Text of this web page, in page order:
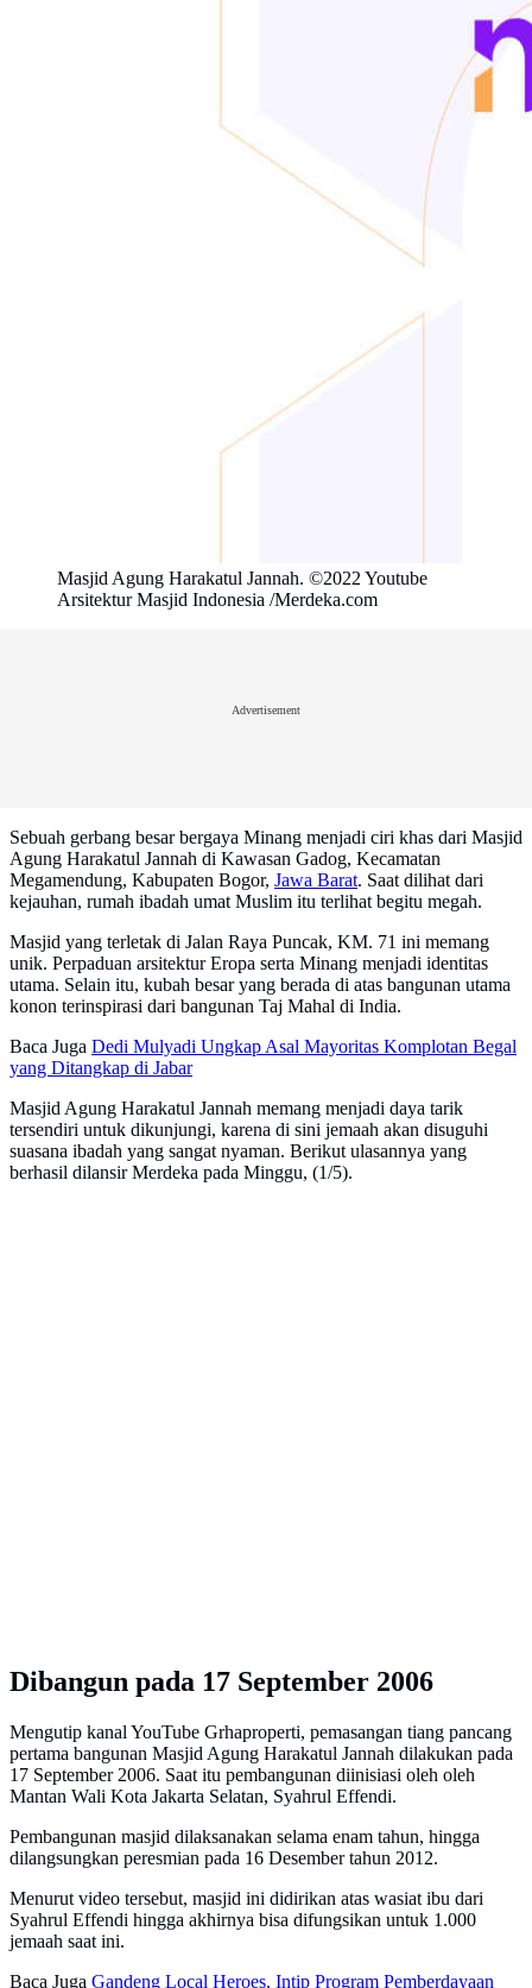
Masjid Agung Harakatul Jannah. ©2022 Youtube
Arsitektur Masjid Indonesia /Merdeka.com
Advertisement
Sebuah gerbang besar bergaya Minang menjadi ciri khas dari Masjid
Agung Harakatul Jannah di Kawasan Gadog, Kecamatan
Megamendung, Kabupaten Bogor, Jawa Barat. Saat dilihat dari
kejauhan, rumah ibadah umat Muslim itu terlihat begitu megah.
Masjid yang terletak di Jalan Raya Puncak, KM. 71 ini memang
unik. Perpaduan arsitektur Eropa serta Minang menjadi identitas
utama. Selain itu, kubah besar yang berada di atas bangunan utama
konon terinspirasi dari bangunan Taj Mahal di India.
Baca Juga Dedi Mulyadi Ungkap Asal Mayoritas Komplotan Begal
yang Ditangkap di Jabar
Masjid Agung Harakatul Jannah memang menjadi daya tarik
tersendiri untuk dikunjungi, karena di sini jemaah akan disuguhi
suasana ibadah yang sangat nyaman. Berikut ulasannya yang
berhasil dilansir Merdeka pada Minggu, (1/5).
Dibangun pada 17 September 2006
Mengutip kanal YouTube Grhaproperti, pemasangan tiang pancang
pertama bangunan Masjid Agung Harakatul Jannah dilakukan pada
17 September 2006. Saat itu pembangunan diinisiasi oleh oleh
Mantan Wali Kota Jakarta Selatan, Syahrul Effendi.
Pembangunan masjid dilaksanakan selama enam tahun, hingga
dilangsungkan peresmian pada 16 Desember tahun 2012.
Menurut video tersebut, masjid ini didirikan atas wasiat ibu dari
Syahrul Effendi hingga akhirnya bisa difungsikan untuk 1.000
jemaah saat ini.
Baca Juga Gandeng Local Heroes, Intip Program Pemberdayaan